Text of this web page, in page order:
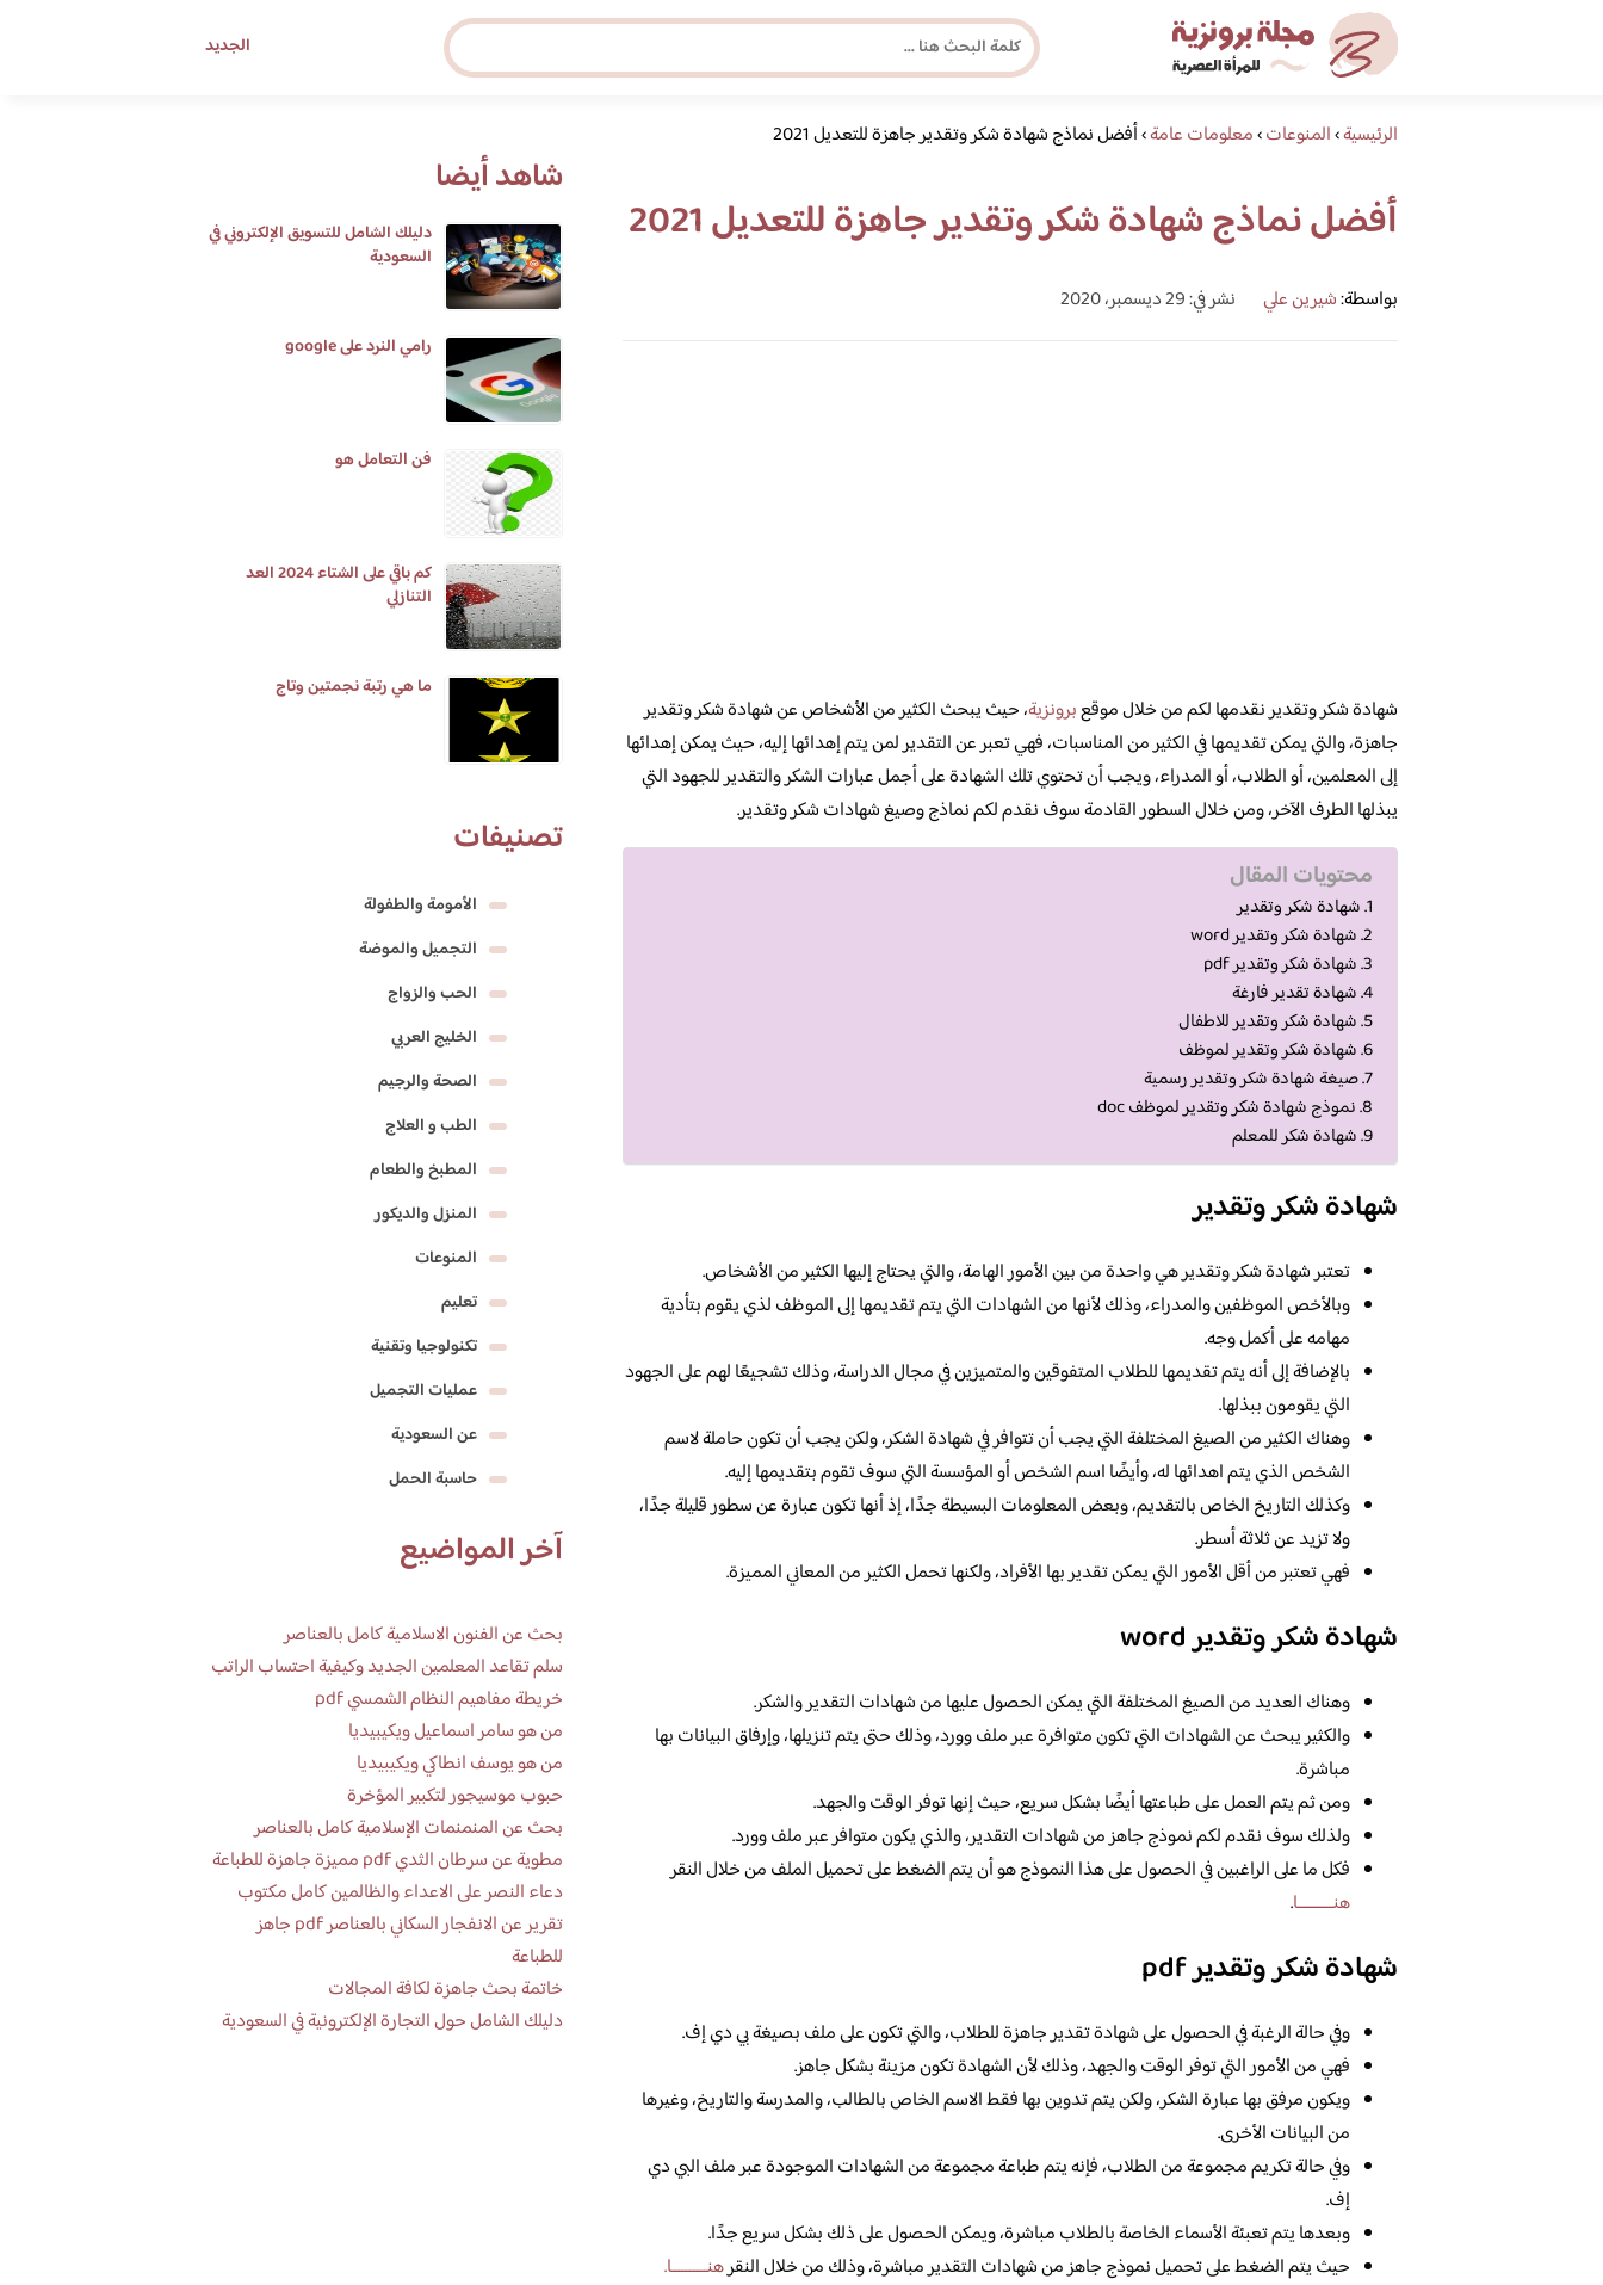
الجديد
مجلة برونزية للفتاة العصرية
ابحث عن أي موضوع يهمك
الرئيسية›المنوعات›معلومات عامة›أفضل نماذج شهادة شكر وتقدير جاهزة للتعديل 2021
أفضل نماذج شهادة شكر وتقدير جاهزة للتعديل 2021
بواسطة:شيرين علي نشر في: 29 ديسمبر، 2020
شهادة شكر وتقدير نقدمها لكم من خلال موقعبرونزية، حيث يبحث الكثير من الأشخاص عن شهادة شكر وتقدير
جاهزة، والتي يمكن تقديمها في الكثير من المناسبات، فهي تعبر عن التقدير لمن يتم إهدائها إليه، حيث يمكن إهدائها
إلى المعلمين، أو الطلاب، أو المدراء، ويجب أن تحتوي تلك الشهادة على أجمل عبارات الشكر والتقدير للجهود التي
يبذلها الطرف الآخر، ومن خلال السطور القادمة سوف نقدم لكم نماذج وصيغ شهادات شكر وتقدير.
محتويات المقال
شهادة شكر وتقدير
شهادة شكر وتقدير word
شهادة شكر وتقدير pdf
شهادة تقدير فارغة
شهادة شكر وتقدير للاطفال
شهادة شكر وتقدير لموظف
صيغة شهادة شكر وتقدير رسمية
نموذج شهادة شكر وتقدير لموظف doc
شهادة شكر للمعلم
شهادة شكر وتقدير
تعتبر شهادة شكر وتقدير هي واحدة من بين الأمور الهامة، والتي يحتاج إليها الكثير من الأشخاص.
وبالأخص الموظفين والمدراء، وذلك لأنها من الشهادات التي يتم تقديمها إلى الموظف لذي يقوم بتأدية
مهامه على أكمل وجه.
بالإضافة إلى أنه يتم تقديمها للطلاب المتفوقين والمتميزين في مجال الدراسة، وذلك تشجيعًا لهم على الجهود
التي يقومون ببذلها.
وهناك الكثير من الصيغ المختلفة التي يجب أن تتوافر في شهادة الشكر، ولكن يجب أن تكون حاملة لاسم
الشخص الذي يتم اهدائها له، وأيضًا اسم الشخص أو المؤسسة التي سوف تقوم بتقديمها إليه.
وكذلك التاريخ الخاص بالتقديم، وبعض المعلومات البسيطة جدًا، إذ أنها تكون عبارة عن سطور قليلة جدًا،
ولا تزيد عن ثلاثة أسطر.
فهي تعتبر من أقل الأمور التي يمكن تقدير بها الأفراد، ولكنها تحمل الكثير من المعاني المميزة.
شهادة شكر وتقدير word
وهناك العديد من الصيغ المختلفة التي يمكن الحصول عليها من شهادات التقدير والشكر.
والكثير يبحث عن الشهادات التي تكون متوافرة عبر ملف وورد، وذلك حتى يتم تنزيلها، وإرفاق البيانات بها
مباشرة.
ومن ثم يتم العمل على طباعتها أيضًا بشكل سريع، حيث إنها توفر الوقت والجهد.
ولذلك سوف نقدم لكم نموذج جاهز من شهادات التقدير، والذي يكون متوافر عبر ملف وورد.
فكل ما على الراغبين في الحصول على هذا النموذج هو أن يتم الضغط على تحميل الملف من خلال النقر
هنــــــــــا.
شهادة شكر وتقدير pdf
وفي حالة الرغبة في الحصول على شهادة تقدير جاهزة للطلاب، والتي تكون على ملف بصيغة بي دي إف.
فهي من الأمور التي توفر الوقت والجهد، وذلك لأن الشهادة تكون مزينة بشكل جاهز.
ويكون مرفق بها عبارة الشكر، ولكن يتم تدوين بها فقط الاسم الخاص بالطالب، والمدرسة والتاريخ، وغيرها
من البيانات الأخرى.
وفي حالة تكريم مجموعة من الطلاب، فإنه يتم طباعة مجموعة من الشهادات الموجودة عبر ملف البي دي
إف.
وبعدها يتم تعبئة الأسماء الخاصة بالطلاب مباشرة، ويمكن الحصول على ذلك بشكل سريع جدًا.
حيث يتم الضغط على تحميل نموذج جاهز من شهادات التقدير مباشرة، وذلك من خلال النقرهنــــــــــا.
شاهد أيضا
دليلك الشامل للتسويق الإلكتروني في
السعودية
رامي النرد على google
فن التعامل هو
كم باقي على الشتاء 2024 العد
التنازلي
ما هي رتبة نجمتين وتاج
تصنيفات
الأمومة والطفولة
التجميل والموضة
الحب والزواج
الخليج العربي
الصحة والرجيم
الطب و العلاج
المطبخ والطعام
المنزل والديكور
المنوعات
تعليم
تكنولوجيا وتقنية
عمليات التجميل
عن السعودية
حاسبة الحمل
آخر المواضيع
بحث عن الفنون الاسلامية كامل بالعناصر
سلم تقاعد المعلمين الجديد وكيفية احتساب الراتب
خريطة مفاهيم النظام الشمسي pdf
من هو سامر اسماعيل ويكيبيديا
من هو يوسف انطاكي ويكيبيديا
حبوب موسيجور لتكبير المؤخرة
بحث عن المنمنمات الإسلامية كامل بالعناصر
مطوية عن سرطان الثدي pdf مميزة جاهزة للطباعة
دعاء النصر على الاعداء والظالمين كامل مكتوب
تقرير عن الانفجار السكاني بالعناصر pdf جاهز
للطباعة
خاتمة بحث جاهزة لكافة المجالات
دليلك الشامل حول التجارة الإلكترونية في السعودية